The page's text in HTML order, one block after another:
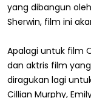
yang dibangun
Sherwin, film ini
Apalagi untuk film
dan aktris film
diragukan lagi
Cillian Murphy,